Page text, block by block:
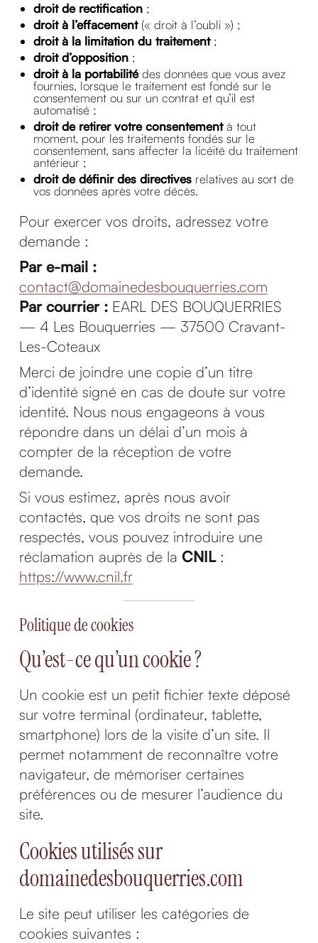
droit de rectification;
droit à l’effacement(« droit à l’oubli ») ;
droit à la limitation du traitement;
droit d’opposition;
droit à la portabilitédes données que vous avez
fournies, lorsque le traitement est fondé sur le
consentement ou sur un contrat et qu’il est
automatisé ;
droit de retirer votre consentementà tout
moment, pour les traitements fondés sur le
consentement, sans affecter la licéité du traitement
antérieur ;
droit de définir des directivesrelatives au sort de
vos données après votre décès.
Pour exercer vos droits, adressez votre
demande :
Par e-mail :
contact@domainedesbouquerries.com
Par courrier :EARL DES BOUQUERRIES
— 4 Les Bouquerries — 37500 Cravant-
Les-Coteaux
Merci de joindre une copie d’un titre
d’identité signé en cas de doute sur votre
identité. Nous nous engageons à vous
répondre dans un délai d’un mois à
compter de la réception de votre
demande.
Si vous estimez, après nous avoir
contactés, que vos droits ne sont pas
respectés, vous pouvez introduire une
réclamation auprès de la CNIL:
https://www.cnil.fr
Politique de cookies
Qu’est-ce qu’un cookie ?
Un cookie est un petit fichier texte déposé
sur votre terminal (ordinateur, tablette,
smartphone) lors de la visite d’un site. Il
permet notamment de reconnaître votre
navigateur, de mémoriser certaines
préférences ou de mesurer l’audience du
site.
Cookies utilisés sur
domainedesbouquerries.com
Le site peut utiliser les catégories de
cookies suivantes :